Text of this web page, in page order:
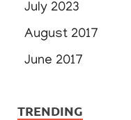
July 2023
August 2017
June 2017
TRENDING